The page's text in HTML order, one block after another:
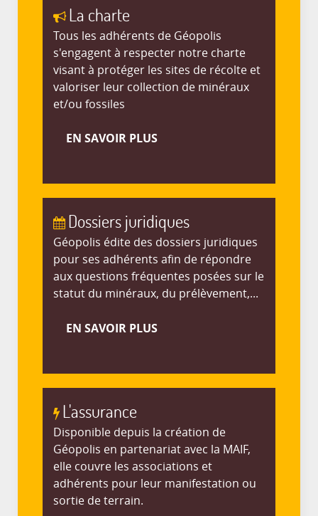
La charte
Tous les adhérents de Géopolis
s'engagent à respecter notre charte
visant à protéger les sites de récolte et
valoriser leur collection de minéraux
et/ou fossiles
EN SAVOIR PLUS
Dossiers juridiques
Géopolis édite des dossiers juridiques
pour ses adhérents afin de répondre
aux questions fréquentes posées sur le
statut du minéraux, du prélèvement,...
EN SAVOIR PLUS
L'assurance
Disponible depuis la création de
Géopolis en partenariat avec la MAIF,
elle couvre les associations et
adhérents pour leur manifestation ou
sortie de terrain.